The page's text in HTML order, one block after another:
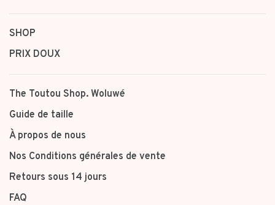
SHOP
PRIX DOUX
The Toutou Shop. Woluwé
Guide de taille
À propos de nous
Nos Conditions générales de vente
Retours sous 14 jours
FAQ